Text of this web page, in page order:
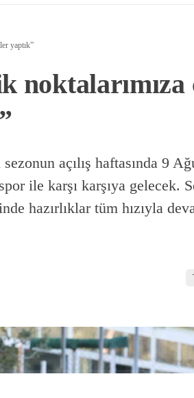
yaptık”
noktalarımıza
açılış haftasında 9
ile karşı karşıya gelecek.
hazırlıklar tüm hızıyla